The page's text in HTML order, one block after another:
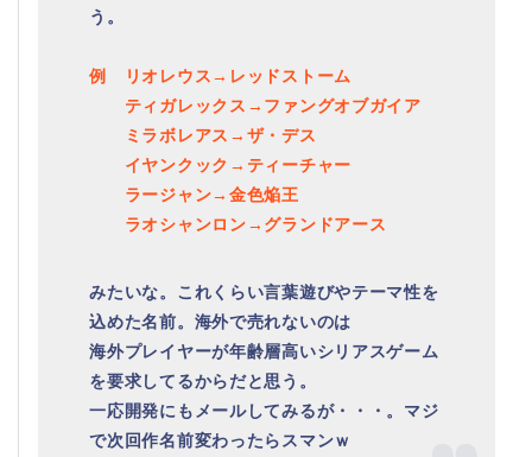
う。
例 リオレウス→レッドストーム
ティガレックス→ファングオブガイア
ミラボレアス→ザ・デス
イヤンクック→ティーチャー
ラージャン→金色焔王
ラオシャンロン→グランドアース
みたいな。これくらい言葉遊びやテーマ性を
込めた名前。海外で売れないのは
海外プレイヤーが年齢層高いシリアスゲーム
を要求してるからだと思う。
一応開発にもメールしてみるが・・・。マジ
で次回作名前変わったらスマンｗ